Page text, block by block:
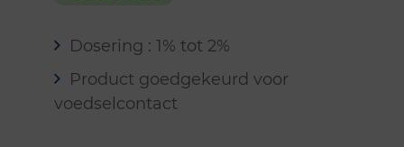
Dosering : 1% tot 2%
Product goedgekeurd voor
voedselcontact